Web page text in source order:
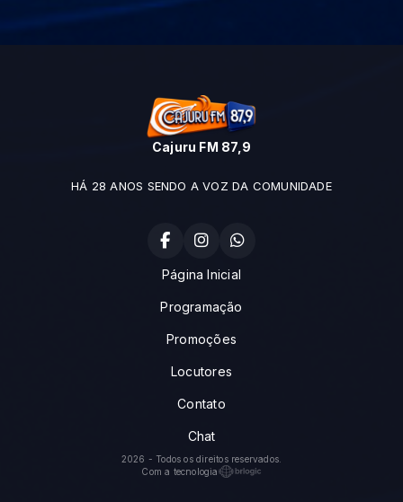
Cajuru FM 87,9
HÁ 28 ANOS SENDO A VOZ DA COMUNIDADE
Página Inicial
Programação
Promoções
Locutores
Contato
Chat
2026 - Todos os direitos reservados.
Com a tecnologia